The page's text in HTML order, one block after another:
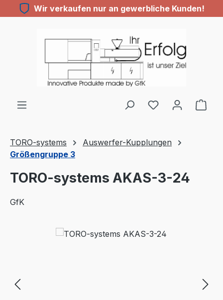
Zum Hauptinhalt springen
Wir verkaufen nur an gewerbliche Kunden!
Du hast 0
TORO-systems
Auswerfer-Kupplungen
Größengruppe 3
TORO-systems AKAS-3-24
GfK
Bildergalerie überspringen